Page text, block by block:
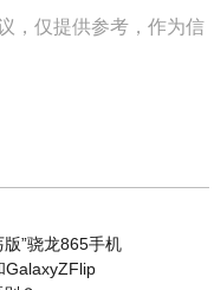
，仅提供参考，作为信
”骁龙865手机
GalaxyZFlip